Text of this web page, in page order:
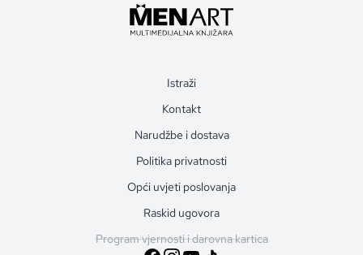
Istraži
Kontakt
Narudžbe i dostava
Politika privatnosti
Opći uvjeti poslovanja
Raskid ugovora
Program vjernosti i darovna kartica